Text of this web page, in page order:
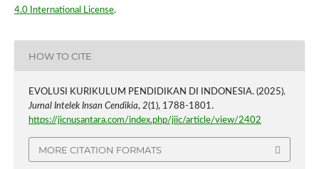
4.0 International License.
HOW TO CITE
EVOLUSI KURIKULUM PENDIDIKAN DI INDONESIA. (2025).
Jurnal Intelek Insan Cendikia, 2(1), 1788-1801.
https://jicnusantara.com/index.php/jiic/article/view/2402
MORE CITATION FORMATS